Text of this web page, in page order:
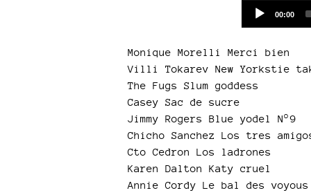
Current
00:00
Monique Morelli Merci bien
Villi Tokarev New Yorkstie
The Fugs Slum goddess
Casey Sac de sucre
Jimmy Rogers Blue yodel N°9
Chicho Sanchez Los tres
Cto Cedron Los ladrones
Karen Dalton Katy cruel
Annie Cordy Le bal des voyous